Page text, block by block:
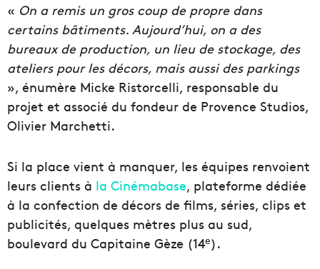
« On a remis un gros coup de propre dans
certains bâtiments. Aujourd’hui, on a des
bureaux de production, un lieu de stockage, des
ateliers pour les décors, mais aussi des parkings
», énumère Micke Ristorcelli, responsable du
projet et associé du fondeur de Provence Studios,
Olivier Marchetti.
Si la place vient à manquer, les équipes renvoient
leurs clients à la Cinémabase, plateforme dédiée
à la confection de décors de films, séries, clips et
publicités, quelques mètres plus au sud,
boulevard du Capitaine Gèze (14e).